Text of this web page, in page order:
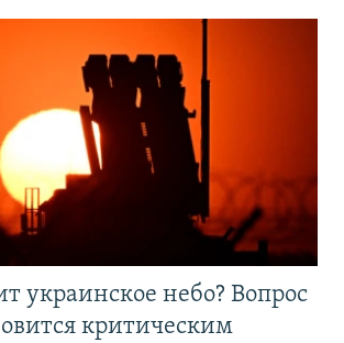
украинское небо? Вопрос
критическим